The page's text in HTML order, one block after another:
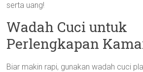
serta uang!
Wadah Cuci untuk
Perlengkapan
Biar makin rapi, gunakan wadah cuci